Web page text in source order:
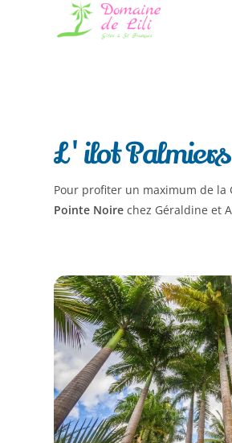
L'ilot Palmiers
Pour profiter un maximum de
Pointe Noire chez Géraldine et